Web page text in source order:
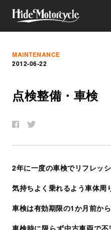
MAINTENANCE
2012-06-22
点検整備・ 車検
2年に一度の車検でリフレッシ
気持ちよく乗れるよう車体周
車検は有効期限の1か月前か
車検時に限らず中古車両で